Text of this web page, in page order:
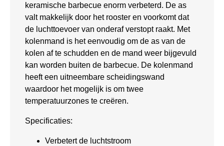
keramische barbecue enorm verbeterd. De as
valt makkelijk door het rooster en voorkomt dat
de luchttoevoer van onderaf verstopt raakt. Met
kolenmand is het eenvoudig om de as van de
kolen af te schudden en de mand weer bijgevuld
kan worden buiten de barbecue. De kolenmand
heeft een uitneembare scheidingswand
waardoor het mogelijk is om twee
temperatuurzones te creëren.
Specificaties:
Verbetert de luchtstroom